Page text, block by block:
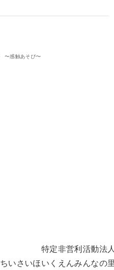
〜感触あそび〜
特定非営利活動法
ちいさいほいくえんみんなの